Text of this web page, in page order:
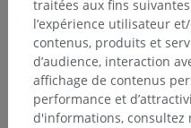
Hiérarchie
Anatomie vétérinaire
traitées aux fins
l’expérience utilisateur
contenus, produits et
d’audience, interaction
affichage de contenus
performance et
d'informations, consultez